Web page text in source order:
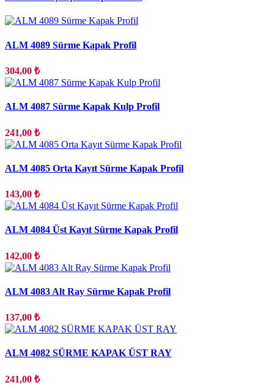
ALM 4089 Sürme Kapak Profil
304,00 ₺
ALM 4087 Sürme Kapak Kulp Profil
241,00 ₺
ALM 4085 Orta Kayıt Sürme Kapak Profil
143,00 ₺
ALM 4084 Üst Kayıt Sürme Kapak Profil
142,00 ₺
ALM 4083 Alt Ray Sürme Kapak Profil
137,00 ₺
ALM 4082 SÜRME KAPAK ÜST RAY
241,00 ₺